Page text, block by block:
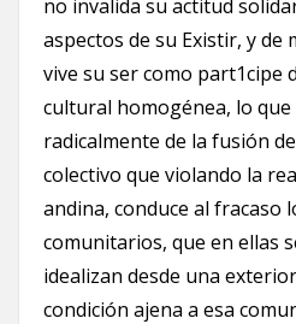
no invalida su actitud
aspectos de su Existir, y de
vive su ser como part1cipe
cultural homogénea, lo
radicalmente de la fusión
colectivo que violando la
andina, conduce al fracaso
comunitarios, que en ellas
idealizan desde una
condición ajena a esa